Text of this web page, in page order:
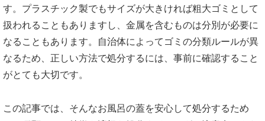
す。プラスチック製でもサイズが大きければ粗大ゴミとして
扱われることもありますし、金属を含むものは分別が必要に
なることもあります。自治体によってゴミの分類ルールが異
なるため、正しい方法で処分するには、事前に確認すること
がとても大切です。
この記事では、そんなお風呂の蓋を安心して処分するため